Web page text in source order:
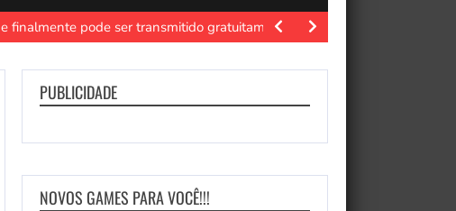
finalmente pode ser transmitido gratuitamente Polygon.com. Jason
PUBLICIDADE
NOVOS GAMES PARA VOCÊ!!!